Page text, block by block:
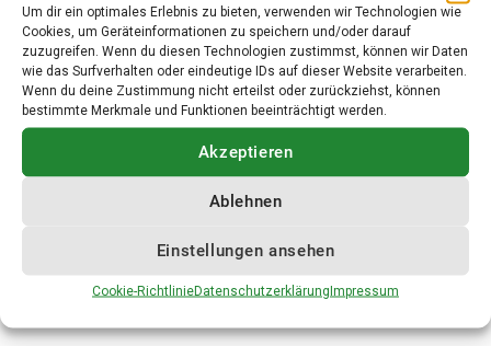
Um dir ein optimales Erlebnis zu bieten, verwenden wir Technologien wie
Cookies, um Geräteinformationen zu speichern und/oder darauf
zuzugreifen. Wenn du diesen Technologien zustimmst, können wir Daten
wie das Surfverhalten oder eindeutige IDs auf dieser Website verarbeiten.
Wenn du deine Zustimmung nicht erteilst oder zurückziehst, können
bestimmte Merkmale und Funktionen beeinträchtigt werden.
Akzeptieren
Ablehnen
Einstellungen ansehen
Cookie-RichtlinieDatenschutzerklärungImpressum
Leben & Wohnen
Familie & Bildung
Gesundheit
Krankenhäuser
Senioren